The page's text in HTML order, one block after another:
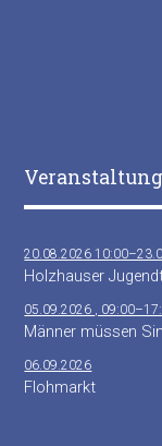
20.08.2026
Holzhauser
05.09.2026 ,
Männer müssen
06.09.2026
Flohmarkt